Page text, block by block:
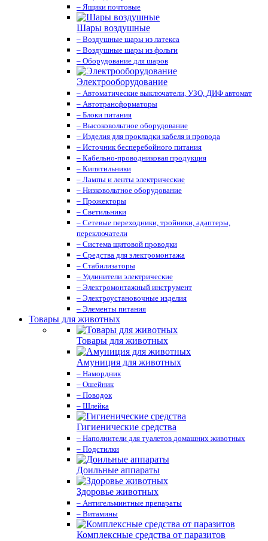
– Ящики почтовые
Шары воздушные
– Воздушные шары из латекса
– Воздушные шары из фольги
– Оборудование для шаров
Электрооборудование
– Автоматические выключатели, УЗО, ДИФ автомат
– Автотрансформаторы
– Блоки питания
– Высоковольтное оборудование
– Изделия для прокладки кабеля и провода
– Источник бесперебойного питания
– Кабельно-проводниковая продукция
– Кипятильники
– Лампы и ленты электрические
– Низковольтное оборудование
– Прожекторы
– Светильники
– Сетевые переходники, тройники, адаптеры,
переключатели
– Система щитовой проводки
– Средства для электромонтажа
– Стабилизаторы
– Удлинители электрические
– Электромонтажный инструмент
– Электроустановочные изделия
– Элементы питания
Товары для животных
Товары для животных
Амуниция для животных
– Намордник
– Ошейник
– Поводок
– Шлейка
Гигиенические средства
– Наполнители для туалетов домашних животных
– Подстилки
Доильные аппараты
Здоровье животных
– Антигельминтные препараты
– Витамины
Комплексные средства от паразитов